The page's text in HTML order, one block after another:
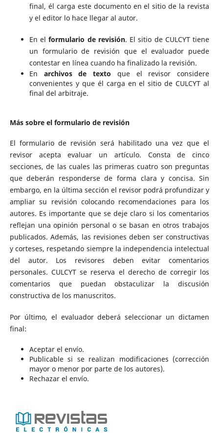
final, él carga este documento en el sitio de la revista
y el editor lo hace llegar al autor.
En el formulario de revisión. El sitio de CULCYT tiene
un formulario de revisión que el evaluador puede
contestar en línea cuando ha finalizado la revisión.
En archivos de texto que el revisor considere
convenientes y que él carga en el sitio de CULCYT al
final del arbitraje.
Más sobre el formulario de revisión
El formulario de revisión será habilitado una vez que el
revisor acepta evaluar un artículo. Consta de cinco
secciones, de las cuales las primeras cuatro son preguntas
que deberán responderse de forma clara y concisa. Sin
embargo, en la última sección el revisor podrá profundizar y
ampliar su revisión colocando recomendaciones para los
autores. Es importante que se deje claro si los comentarios
reflejan una opinión personal o se basan en otros trabajos
publicados. Además, las revisiones deben ser constructivas
y corteses, respetando siempre la independencia intelectual
del autor. Los revisores deben evitar comentarios
personales. CULCYT se reserva el derecho de corregir los
comentarios que puedan obstaculizar la discusión
constructiva de los manuscritos.
Por último, el evaluador deberá seleccionar un dictamen
final:
Aceptar el envío.
Publicable si se realizan modificaciones (corrección
mayor o menor por parte de los autores).
Rechazar el envío.